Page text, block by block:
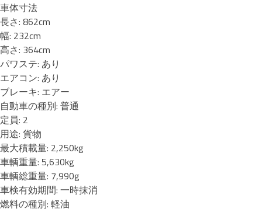
車体寸法
長さ: 862cm
幅: 232cm
高さ: 364cm
パワステ: あり
エアコン: あり
ブレーキ: エアー
自動車の種別: 普通
定員: 2
用途: 貨物
最大積載量: 2,250kg
車輌重量: 5,630kg
車輌総重量: 7,990g
車検有効期間: 一時抹消
燃料の種別: 軽油